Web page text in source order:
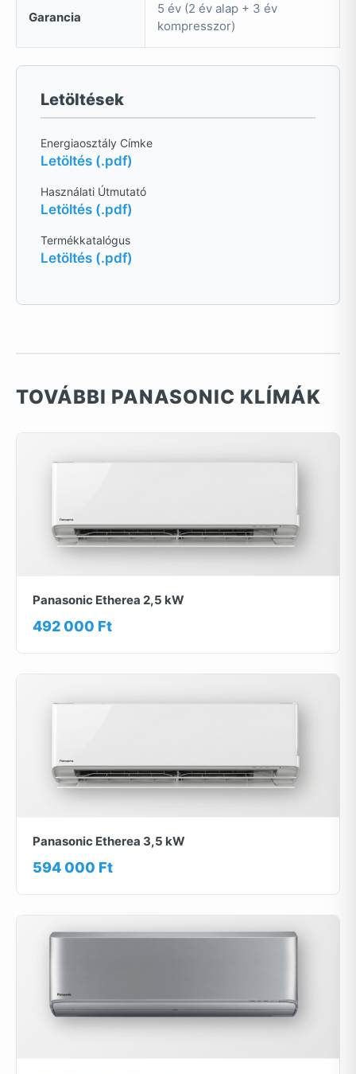
Garancia
5 év (2 év alap + 3 év
kompresszor)
Letöltések
Energiaosztály Címke
Letöltés (.pdf)
Használati Útmutató
Letöltés (.pdf)
Termékkatalógus
Letöltés (.pdf)
TOVÁBBI PANASONIC KLÍMÁK
Panasonic Etherea 2,5 kW
492 000 Ft
Panasonic Etherea 3,5 kW
594 000 Ft